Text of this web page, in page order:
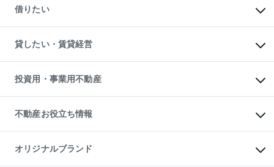
中古一戸建ての購入
不動産購入の流れ
注目キーワード物件特集
購入ガイド
English 繁体中文簡体中文
一戸建ての売却・査定
土地の売却・査定
スピードAI査定
不動産査定について
不動産売却の流れ
不動産買換えの流れ
売却ガイド
借りたい
オフィス・店舗の賃貸
借りるときの流れ
借りるガイド
貸したい・賃貸経営
マンション賃料データ
賃貸管理プラン
リロケーションについて
貸すガイド
投資用・事業用不動産
事業用不動産
マンション投資
投資用マンション
アパート経営
不動産お役立ち情報
マンションライブラリー
人気マンションランキング
暮らしに役立つ不動産メディア
オリジナルブランド